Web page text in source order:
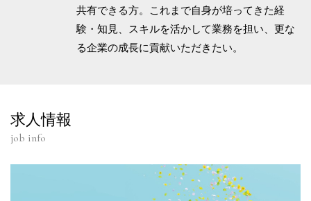
共有できる方。これまで自身が培ってきた経
験・知見、スキルを活かして業務を担い、更な
る企業の成長に貢献いただきたい。
求人情報
job info